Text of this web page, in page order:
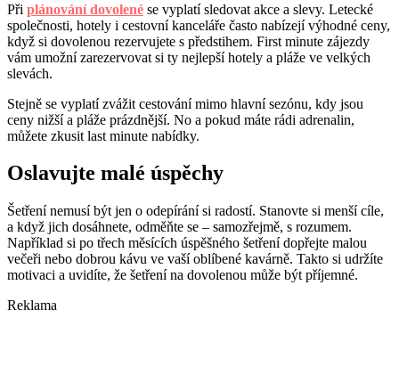
Při plánování dovolené se vyplatí sledovat akce a slevy. Letecké
společnosti, hotely i cestovní kanceláře často nabízejí výhodné ceny,
když si dovolenou rezervujete s předstihem. First minute zájezdy
vám umožní zarezervovat si ty nejlepší hotely a pláže ve velkých
slevách.
Stejně se vyplatí zvážit cestování mimo hlavní sezónu, kdy jsou
ceny nižší a pláže prázdnější. No a pokud máte rádi adrenalin,
můžete zkusit last minute nabídky.
Oslavujte malé úspěchy
Šetření nemusí být jen o odepírání si radostí. Stanovte si menší cíle,
a když jich dosáhnete, odměňte se – samozřejmě, s rozumem.
Například si po třech měsících úspěšného šetření dopřejte malou
večeři nebo dobrou kávu ve vaší oblíbené kavárně. Takto si udržíte
motivaci a uvidíte, že šetření na dovolenou může být příjemné.
Reklama